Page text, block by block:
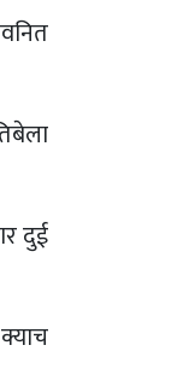
दुई